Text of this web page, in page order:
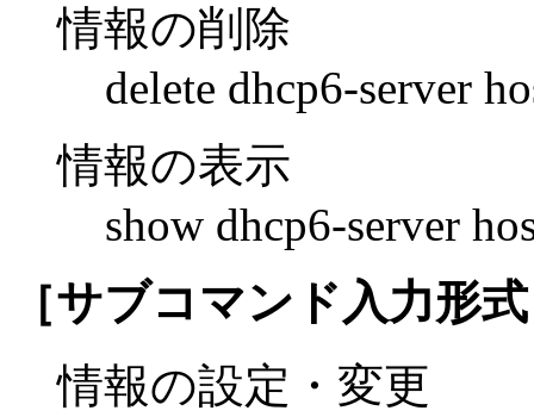
情報の削除
delete dhcp6-server
情報の表示
show dhcp6-server
［サブコマンド入力形
情報の設定・変更